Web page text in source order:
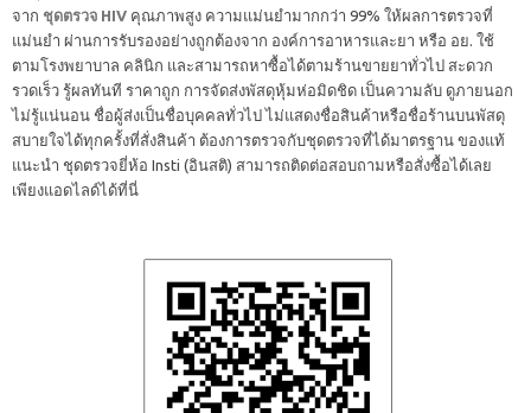
จาก ชุดตรวจ HIV คุณภาพสูง ความแม่นยำมากกว่า 99% ให้ผลการตรวจที่
แม่นยำ ผ่านการรับรองอย่างถูกต้องจาก องค์การอาหารและยา หรือ อย. ใช้
ตามโรงพยาบาล คลินิก และสามารถหาซื้อได้ตามร้านขายยาทั่วไป สะดวก
รวดเร็ว รู้ผลทันที ราคาถูก การจัดส่งพัสดุหุ้มห่อมิดชิด เป็นความลับ ดูภายนอก
ไม่รู้แน่นอน ชื่อผู้ส่งเป็นชื่อบุคคลทั่วไป ไม่แสดงชื่อสินค้าหรือชื่อร้านบนพัสดุ
สบายใจได้ทุกครั้งที่สั่งสินค้า ต้องการตรวจกับชุดตรวจที่ได้มาตรฐาน ของแท้
แนะนำ ชุดตรวจยี่ห้อ Insti (อินสติ) สามารถติดต่อสอบถามหรือสั่งซื้อได้เลย
เพียงแอดไลด์ได้ที่นี่